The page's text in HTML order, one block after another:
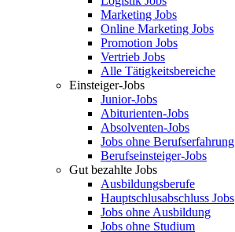
Marketing Jobs
Online Marketing Jobs
Promotion Jobs
Vertrieb Jobs
Alle Tätigkeitsbereiche
Einsteiger-Jobs
Junior-Jobs
Abiturienten-Jobs
Absolventen-Jobs
Jobs ohne Berufserfahrung
Berufseinsteiger-Jobs
Gut bezahlte Jobs
Ausbildungsberufe
Hauptschlusabschluss Jobs
Jobs ohne Ausbildung
Jobs ohne Studium